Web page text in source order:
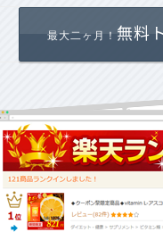
最大二ヶ月！ 無料